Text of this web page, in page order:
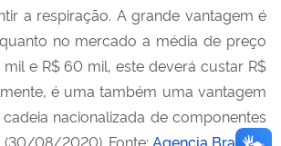
a respiração. A grande vantagem é
no mercado a média de preço
e R$ 60 mil, este deverá custar R$
é uma também uma vantagem
nacionalizada de componentes
08/2020). Fonte: Agencia Brasil